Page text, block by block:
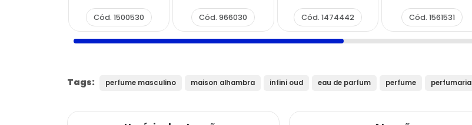
Cód. 1500530 Cód. 966030 Cód. 1474442 Cód. 1561531
Tags: perfume masculino maison alhambra infini oud eau de parfum perfume perfumaria